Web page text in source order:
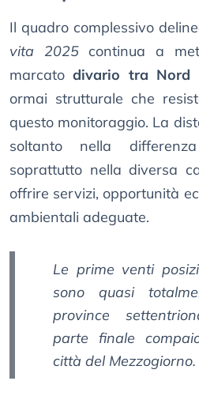
Il quadro complessivo
vita 2025continua a
marcatodivario tra Nord
ormai strutturale che
questo monitoraggio. La
soltanto nella
soprattutto nella diversa
offrire servizi, opportunità
ambientali adeguate.
Le prime venti
sono quasi
province
parte finale
città del Mezzogiorno.